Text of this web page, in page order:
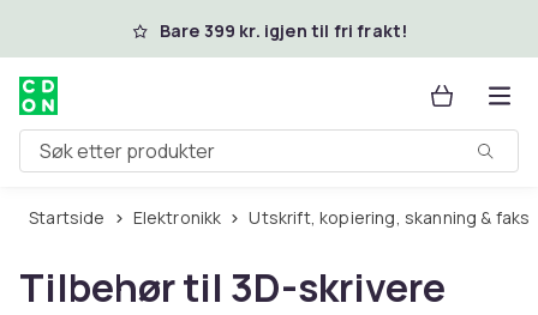
Hopp til hovedinnholdBare 399 kr. igjen til fri frakt!
Søk etter produkter
Startside Elektronikk Utskrift, kopiering, skanning & faks
Tilbehør til 3D-skrivere